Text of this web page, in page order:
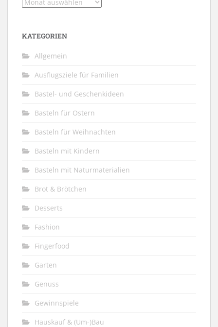
KATEGORIEN
Allgemein
Ausflugsziele für Familien
Bastel- und Geschenkideen
Basteln für Ostern
Basteln für Weihnachten
Basteln mit Kindern
Basteln mit Naturmaterialien
Brot & Brötchen
Desserts
Fashion
Fingerfood
Garten
Genuss
Gewinnspiele
Hauskauf & (Um-)Bau